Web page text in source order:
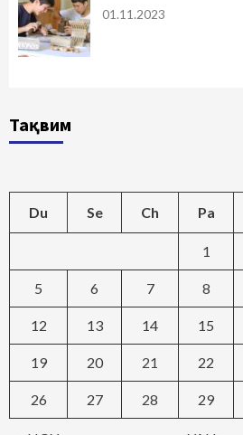
01.11.2023
Тақвим
Du Se Ch Pa
1
5 6 7 8
12 13 14 15
19 20 21 22
26 27 28 29